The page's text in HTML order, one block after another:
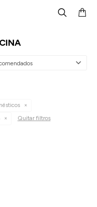
Quitar filtros